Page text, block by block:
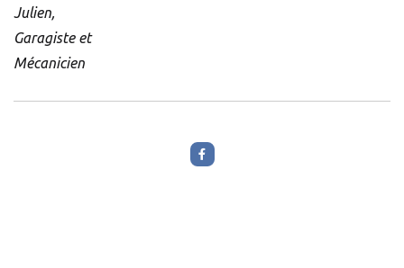
Julien,
Garagiste et
Mécanicien